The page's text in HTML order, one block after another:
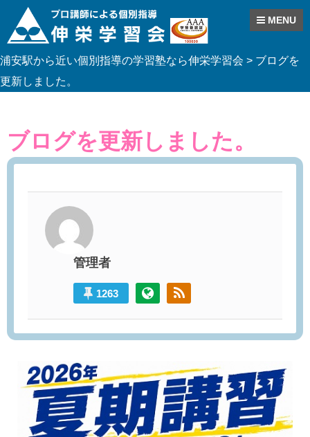
Skip
to
content
MENU
浦安駅から近い個別指導の学習塾なら伸栄学習会 > ブログを
更新しました。
ブログを更新しました。
管理者
1263